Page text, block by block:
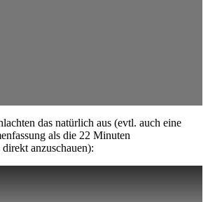
das natürlich aus (evtl. auch eine
als die 22 Minuten
anzuschauen):